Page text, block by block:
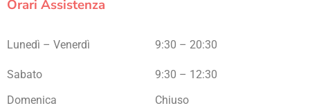
Orari Assistenza
Lunedì – Venerdì 9:30 – 20:30
Sabato 9:30 – 12:30
Domenica Chiuso